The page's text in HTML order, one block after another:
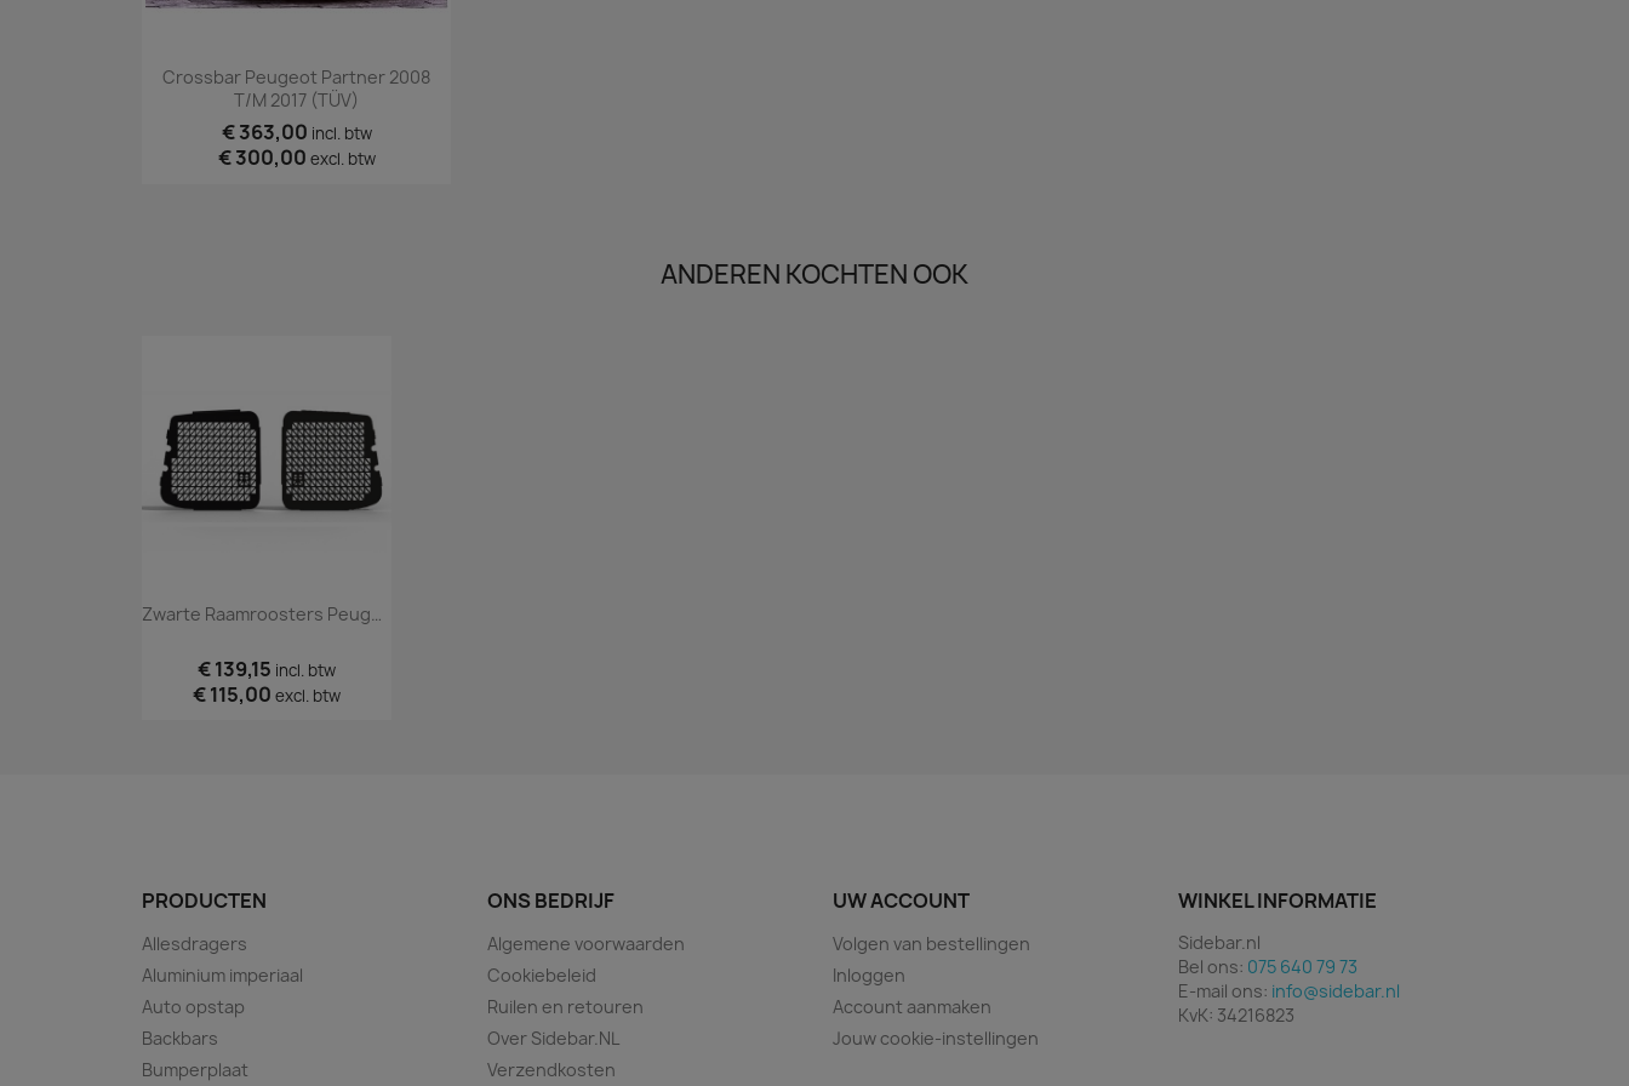
Snel bekijken
Crossbar Peugeot Partner 2008
T/m 2017 (TÜV)
€ 363,00 incl. btw
€ 300,00 excl. btw
ANDEREN KOCHTEN OOK
€ 139,15 incl. btw
€ 115,00 excl. btw
PRODUCTEN
Allesdragers
Aluminium imperiaal
Auto opstap
Backbars
Bumperplaat
ONS BEDRIJF
Algemene voorwaarden
Cookiebeleid
Ruilen en retouren
Over Sidebar.NL
Verzendkosten
UW ACCOUNT
Volgen van bestellingen
Inloggen
Account aanmaken
Jouw cookie-instellingen
WINKEL INFORMATIE
Sidebar.nl
Bel ons: 075 640 79 73
E-mail ons: info@sidebar.nl
KvK: 34216823